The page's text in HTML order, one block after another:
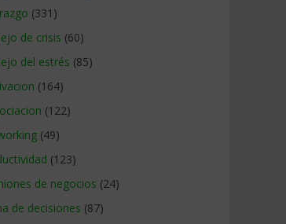
(331)
de crisis (60)
del estrés (85)
(164)
(122)
(49)
(123)
de negocios (24)
de decisiones (87)